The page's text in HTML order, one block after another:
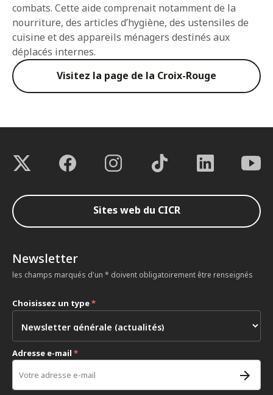
combats. Cette aide comprenait notamment de la
nourriture, des articles d’hygiène, des ustensiles de
cuisine et des appareils ménagers destinés aux
déplacés internes.
Visitez la page de la Croix-Rouge
Sites web du CICR
Newsletter
les champs marqués d'un * doivent obligatoirement être renseignés
Choisissez un type*
Adresse e-mail *